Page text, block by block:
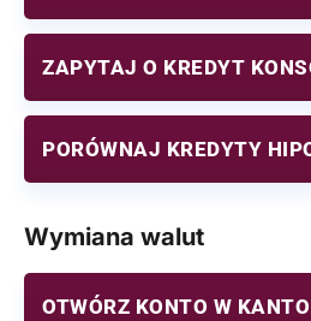
ZAPYTAJ O KREDYT
PORÓWNAJ KREDYTY
Wymiana walut
OTWÓRZ KONTO W